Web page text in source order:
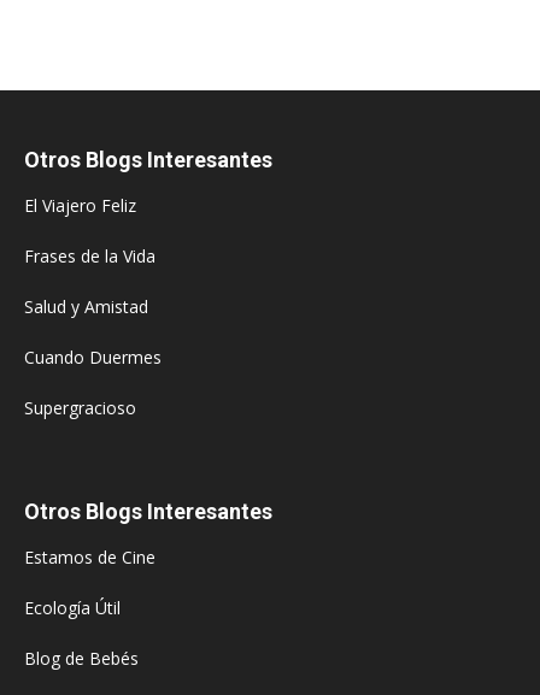
Otros Blogs Interesantes
El Viajero Feliz
Frases de la Vida
Salud y Amistad
Cuando Duermes
Supergracioso
Otros Blogs Interesantes
Estamos de Cine
Ecología Útil
Blog de Bebés